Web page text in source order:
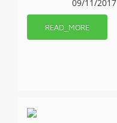
09/11/2017
READ_MORE